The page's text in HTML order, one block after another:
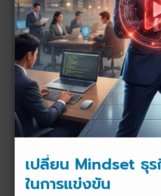
เปลี่ยน Mindset ธุร
ในการแข่งขัน